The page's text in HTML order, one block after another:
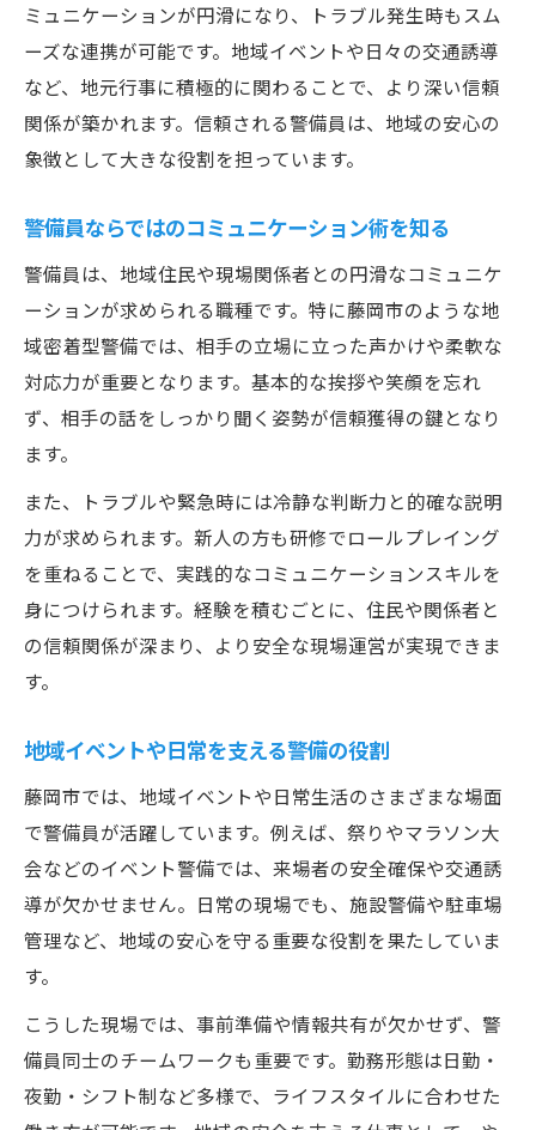
ミュニケーションが円滑になり、トラブル発生時もスム
ーズな連携が可能です。地域イベントや日々の交通誘導
など、地元行事に積極的に関わることで、より深い信頼
関係が築かれます。信頼される警備員は、地域の安心の
象徴として大きな役割を担っています。
警備員ならではのコミュニケーション術を知る
警備員は、地域住民や現場関係者との円滑なコミュニケ
ーションが求められる職種です。特に藤岡市のような地
域密着型警備では、相手の立場に立った声かけや柔軟な
対応力が重要となります。基本的な挨拶や笑顔を忘れ
ず、相手の話をしっかり聞く姿勢が信頼獲得の鍵となり
ます。
また、トラブルや緊急時には冷静な判断力と的確な説明
力が求められます。新人の方も研修でロールプレイング
を重ねることで、実践的なコミュニケーションスキルを
身につけられます。経験を積むごとに、住民や関係者と
の信頼関係が深まり、より安全な現場運営が実現できま
す。
地域イベントや日常を支える警備の役割
藤岡市では、地域イベントや日常生活のさまざまな場面
で警備員が活躍しています。例えば、祭りやマラソン大
会などのイベント警備では、来場者の安全確保や交通誘
導が欠かせません。日常の現場でも、施設警備や駐車場
管理など、地域の安心を守る重要な役割を果たしていま
す。
こうした現場では、事前準備や情報共有が欠かせず、警
備員同士のチームワークも重要です。勤務形態は日勤・
夜勤・シフト制など多様で、ライフスタイルに合わせた